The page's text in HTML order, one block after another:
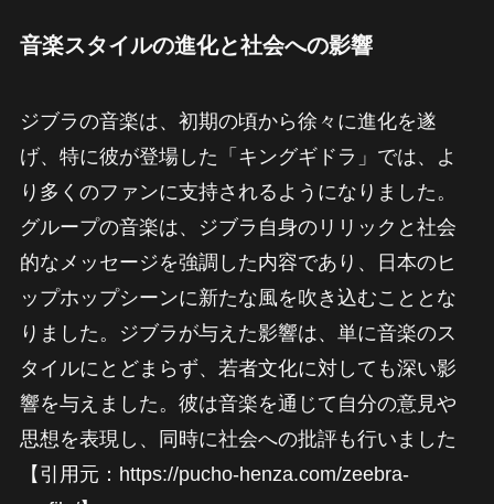
音楽スタイルの進化と社会への影響
ジブラの音楽は、初期の頃から徐々に進化を遂
げ、特に彼が登場した「キングギドラ」では、よ
り多くのファンに支持されるようになりました。
グループの音楽は、ジブラ自身のリリックと社会
的なメッセージを強調した内容であり、日本のヒ
ップホップシーンに新たな風を吹き込むこととな
りました。ジブラが与えた影響は、単に音楽のス
タイルにとどまらず、若者文化に対しても深い影
響を与えました。彼は音楽を通じて自分の意見や
思想を表現し、同時に社会への批評も行いました
【引用元：https://pucho-henza.com/zeebra-